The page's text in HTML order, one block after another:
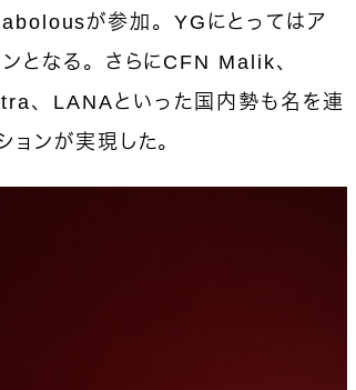
が参加。YGにとってはア
となる。さらにCFN Malik、
、LANAといった国内勢も名を連
ンが実現した。